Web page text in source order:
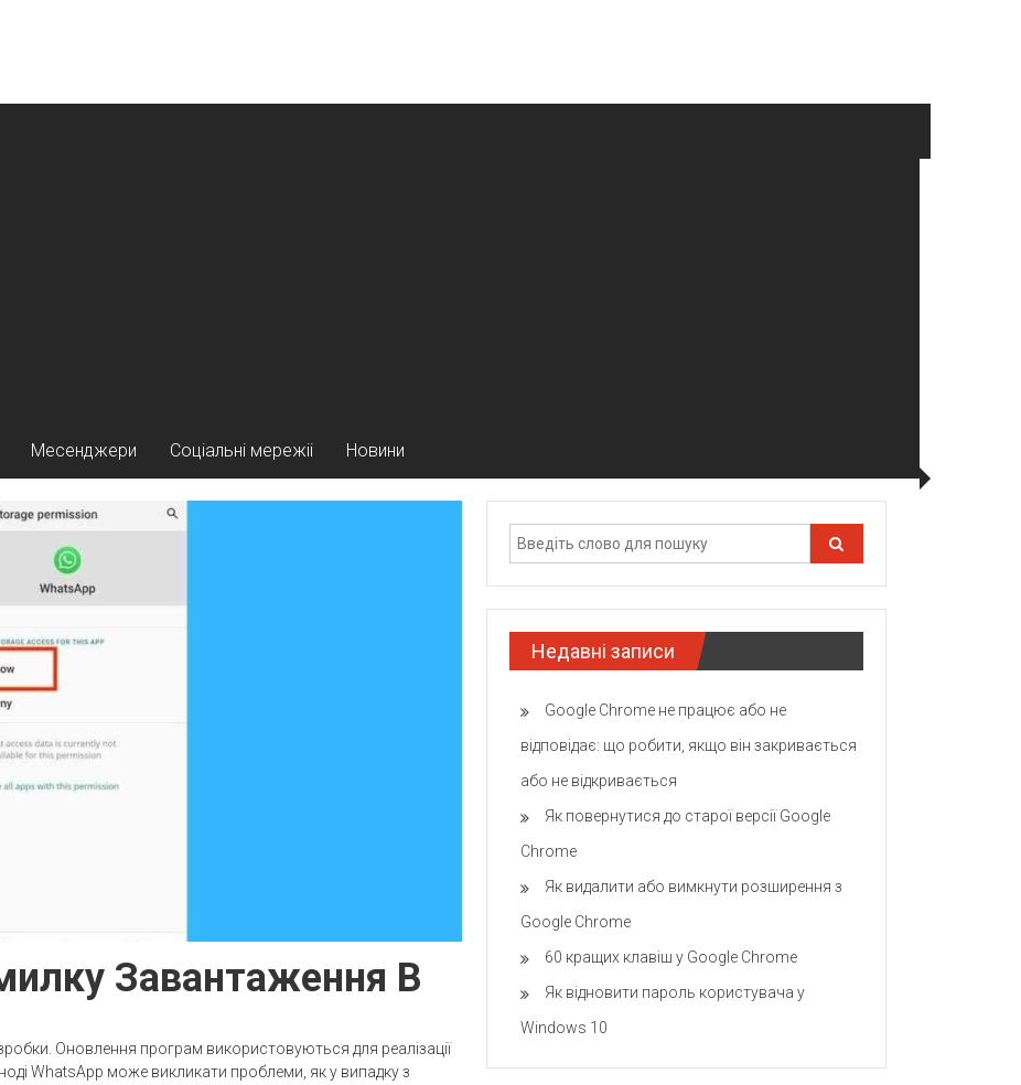
Месенджери Соціальні мережіі Новини
Завантаження В
Оновлення програм використовуються для реалізації
WhatsApp може викликати проблеми, як у випадку з
Недавні записи
Google Chrome не працює або не
відповідає: що робити, якщо він закривається
або не відкривається
Як повернутися до старої версії Google
Chrome
Як видалити або вимкнути розширення з
Google Chrome
60 кращих клавіш у Google Chrome
Як відновити пароль користувача у
Windows 10